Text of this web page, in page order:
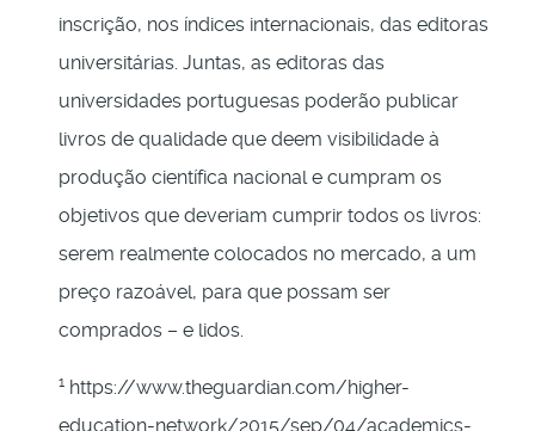
inscrição, nos índices internacionais, das editoras
universitárias. Juntas, as editoras das
universidades portuguesas poderão publicar
livros de qualidade que deem visibilidade à
produção científica nacional e cumpram os
objetivos que deveriam cumprir todos os livros:
serem realmente colocados no mercado, a um
preço razoável, para que possam ser
comprados – e lidos.
1 https://www.theguardian.com/higher-
education-network/2015/sep/04/academics-